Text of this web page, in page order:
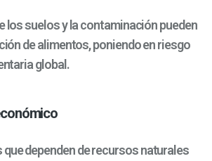
los suelos y la contaminación pueden
de alimentos, poniendo en riesgo
global.
dependen de recursos naturales